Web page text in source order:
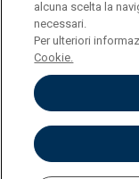
ENGLISH
Privacy
Accessibilità
Cookies
Impostazione
alcuna scelta la
necessari.
Per ulteriori
Cookie.